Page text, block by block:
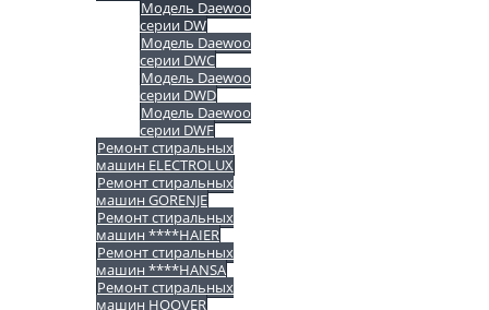
Модель Daewoo
серии DW
Модель Daewoo
серии DWC
Модель Daewoo
серии DWD
Модель Daewoo
серии DWF
Ремонт стиральных
машин ELECTROLUX
Ремонт стиральных
машин GORENJE
Ремонт стиральных
машин ****HAIER
Ремонт стиральных
машин ****HANSA
Ремонт стиральных
машин HOOVER